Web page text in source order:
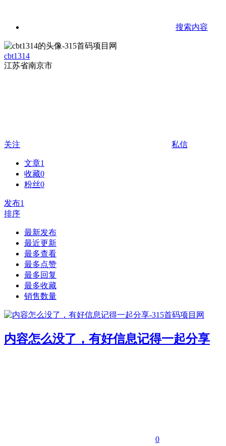
搜索内容
cbt1314
江苏省南京市
关注 私信
文章1
收藏0
粉丝0
发布1
排序
最新发布
最近更新
最多查看
最多点赞
最多回复
最多收藏
销售数量
内容怎么没了，有好信息记得一起分享
0